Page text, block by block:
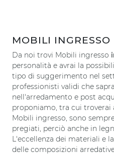
MOBILI
Da noi trovi Mobili ingresso
personalità e avrai la
tipo di suggerimento nel
professionisti validi che
nell'arredamento e post
proponiamo, tra cui
Mobili ingresso, sono
pregiati, perciò anche in
L'eccellenza dei materiali e
delle composizioni